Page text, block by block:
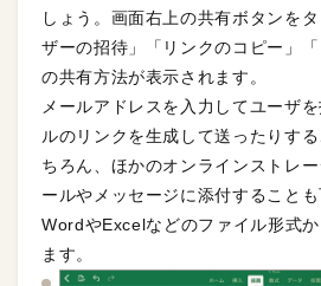
しょう。画面右上の共有ボタンを
ザーの招待」「リンクのコピー」
の共有方法が表示されます。
メールアドレスを入力してユーザ
ルのリンクを生成して送ったりす
ちろん、ほかのオンラインストレ
ールやメッセージに添付すること
WordやExcelなどのファイル形式
ます。